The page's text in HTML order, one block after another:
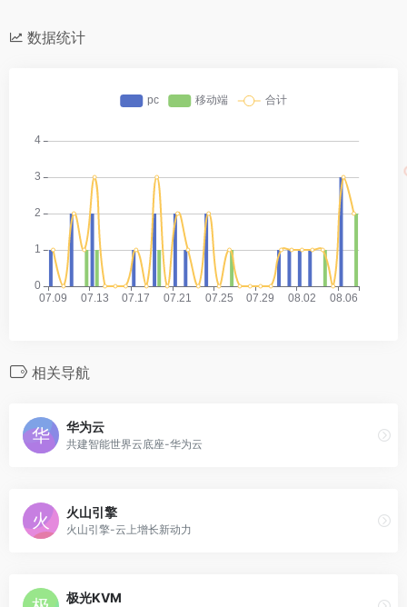
数据统计
相关导航
华为云
共建智能世界云底座-华为云
火山引擎
火山引擎-云上增长新动力
极光KVM